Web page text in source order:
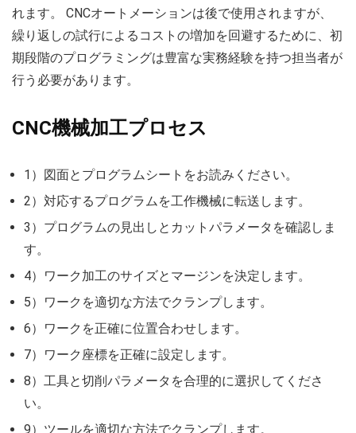
れます。 CNCオートメーションは後で使用されますが、
繰り返しの試行によるコストの増加を回避するために、初
期段階のプログラミングは豊富な実務経験を持つ担当者が
行う必要があります。
CNC機械加工プロセス
1）図面とプログラムシートをお読みください。
2）対応するプログラムを工作機械に転送します。
3）プログラムの見出しとカットパラメータを確認しま
す。
4）ワーク加工のサイズとマージンを決定します。
5）ワークを適切な方法でクランプします。
6）ワークを正確に位置合わせします。
7）ワーク座標を正確に設定します。
8）工具と切削パラメータを合理的に選択してくださ
い。
9）ツールを適切な方法でクランプします。